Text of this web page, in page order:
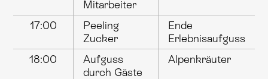
Mitarbeiter
17:00
Peeling
Zucker
Ende
Erlebnisaufguss
18:00
Aufguss
durch Gäste
Alpenkräuter